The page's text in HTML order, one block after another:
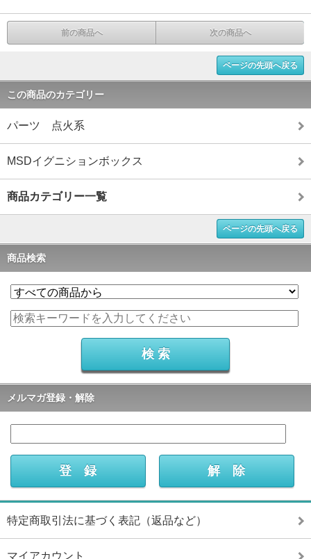
前の商品へ 次の商品へ
ページの先頭へ戻る
この商品のカテゴリー
パーツ 点火系
MSDイグニションボックス
商品カテゴリー一覧
ページの先頭へ戻る
商品検索
メルマガ登録・解除
特定商取引法に基づく表記（返品など）
マイアカウント